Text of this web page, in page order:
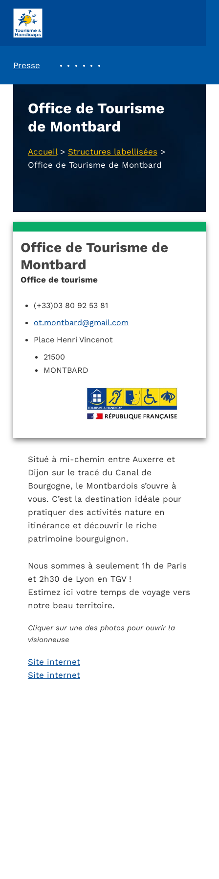
ASSOCIATION TOURISME ET HANDICAPS
Presse
Office de Tourisme
de Montbard
Accueil> Structures labellisées >
Office de Tourisme de Montbard
Office de Tourisme de
Montbard
Office de tourisme
(+33)03 80 92 53 81
ot.montbard@gmail.com
Place Henri Vincenot
21500
MONTBARD
Situé à mi-chemin entre Auxerre et
Dijon sur le tracé du Canal de
Bourgogne, le Montbardois s’ouvre à
vous. C’est la destination idéale pour
pratiquer des activités nature en
itinérance et découvrir le riche
patrimoine bourguignon.
Nous sommes à seulement 1h de Paris
et 2h30 de Lyon en TGV !
Estimez ici votre temps de voyage vers
notre beau territoire.
Cliquer sur une des photos pour ouvrir la
visionneuse
Site internet
Site internet